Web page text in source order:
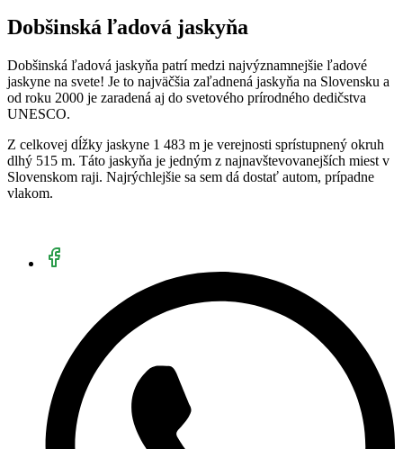
Dobšinská ľadová jaskyňa
Dobšinská ľadová jaskyňa patrí medzi najvýznamnejšie ľadové
jaskyne na svete! Je to najväčšia zaľadnená jaskyňa na Slovensku a
od roku 2000 je zaradená aj do svetového prírodného dedičstva
UNESCO.
Z celkovej dĺžky jaskyne 1 483 m je verejnosti sprístupnený okruh
dlhý 515 m. Táto jaskyňa je jedným z najnavštevovanejších miest v
Slovenskom raji. Najrýchlejšie sa sem dá dostať autom, prípadne
vlakom.